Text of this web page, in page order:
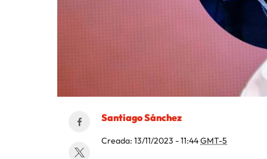
Santiago Sánchez
Creada: 13/11/2023 - 11:44GMT-5